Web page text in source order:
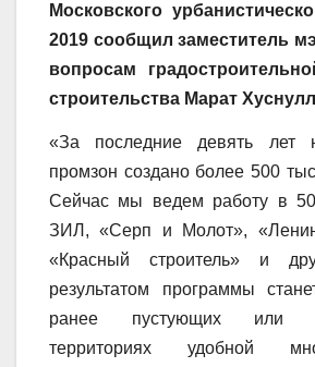
Московского
2019 сообщил заместитель
вопросам
строительства Марат
«За последние девять лет
промзон создано более 500
Сейчас мы ведем работу в
ЗИЛ, «Серп и Молот»,
«Красный строитель» и
результатом программы
ранее пустующих или
территориях удобной